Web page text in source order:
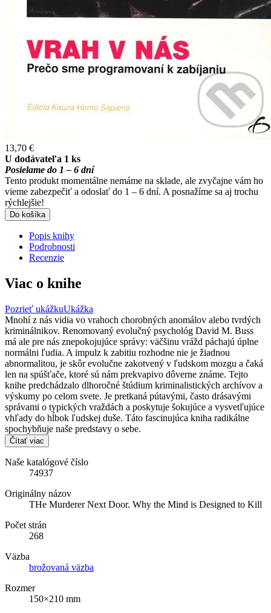
13,70 €
U dodávateľa 1 ks
Posielame do 1 – 6 dní
Tento produkt momentálne nemáme na sklade, ale zvyčajne vám ho
vieme zabezpečiť a odoslať do 1 – 6 dní. A posnažíme sa aj trochu
rýchlejšie!
Do košíka
Popis knihy
Podrobnosti
Recenzie
Viac o knihe
Pozrieť ukážkuUkážka
Mnohí z nás vidia vo vrahoch chorobných anomálov alebo tvrdých
kriminálnikov. Renomovaný evolučný psychológ David M. Buss
má ale pre nás znepokojujúce správy: väčšinu vrážd páchajú úplne
normálni ľudia. A impulz k zabitiu rozhodne nie je žiadnou
abnormalitou, je skôr evolučne zakotvený v ľudskom mozgu a čaká
len na spúšťače, ktoré sú nám prekvapivo dôverne známe. Tejto
knihe predchádzalo dlhoročné štúdium kriminalistických archívov a
výskumy po celom svete. Je pretkaná pútavými, často drásavými
správami o typických vraždách a poskytuje šokujúce a vysvetľujúce
vhľady do hĺbok ľudskej duše. Táto fascinujúca kniha radikálne
spochybňuje naše predstavy o sebe.
Čítať viac
Naše katalógové číslo
74937
Originálny názov
THe Murderer Next Door. Why the Mind is Designed to Kill
Počet strán
268
Väzba
brožovaná väzba
Rozmer
150×210 mm